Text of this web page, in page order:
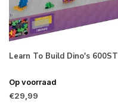
Learn To Build Dino's 600ST
Op voorraad
€29,99